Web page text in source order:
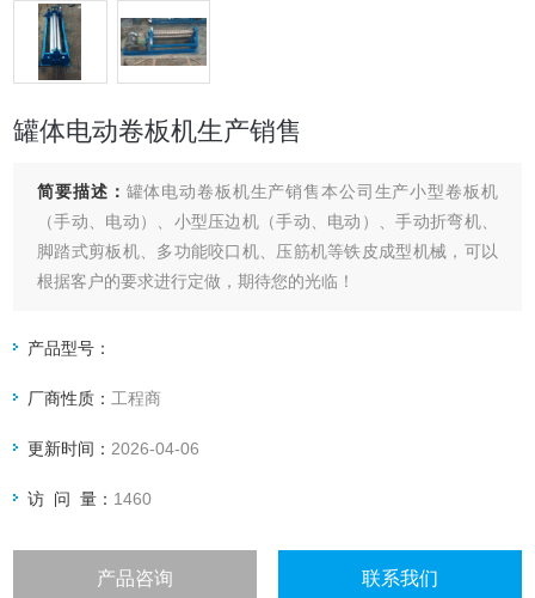
罐体电动卷板机生产销售
简要描述： 罐体电动卷板机生产销售本公司生产小型卷板机
（手动、电动）、小型压边机（手动、电动）、手动折弯机、
脚踏式剪板机、多功能咬口机、压筋机等铁皮成型机械，可以
根据客户的要求进行定做，期待您的光临！
产品型号：
厂商性质： 工程商
更新时间： 2026-04-06
访 问 量： 1460
产品咨询 联系我们